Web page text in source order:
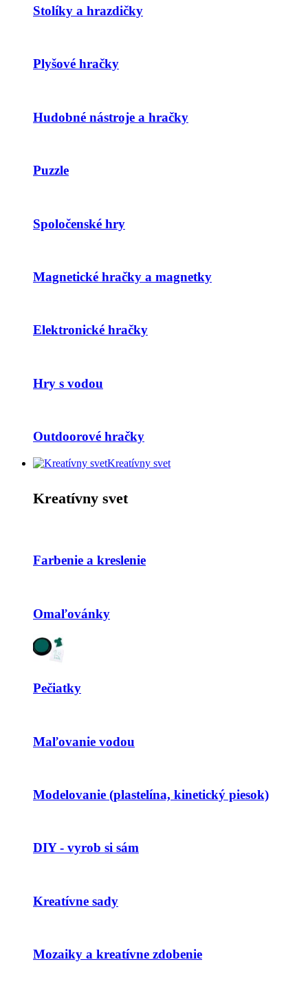
Stolíky a hrazdičky
Plyšové hračky
Hudobné nástroje a hračky
Puzzle
Spoločenské hry
Magnetické hračky a magnetky
Elektronické hračky
Hry s vodou
Outdoorové hračky
Kreatívny svet
Kreatívny svet
Farbenie a kreslenie
Omaľovánky
Pečiatky
Maľovanie vodou
Modelovanie (plastelína, kinetický piesok)
DIY - vyrob si sám
Kreatívne sady
Mozaiky a kreatívne zdobenie